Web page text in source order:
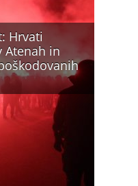
Hrvati
Atenah in